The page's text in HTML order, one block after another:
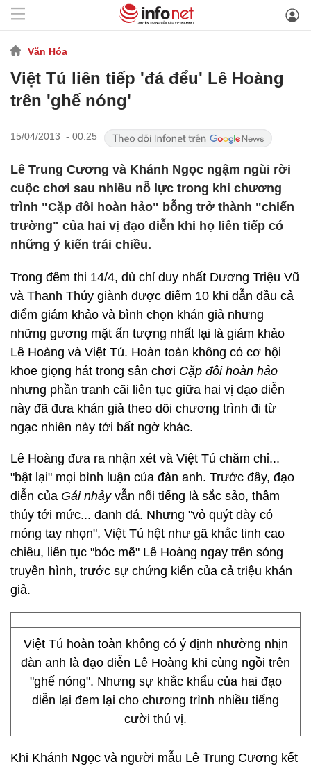
Văn Hóa
Việt Tú liên tiếp 'đá đểu' Lê Hoàng
trên 'ghế nóng'
15/04/2013 - 00:25
Lê Trung Cương và Khánh Ngọc ngậm ngùi rời
cuộc chơi sau nhiều nỗ lực trong khi chương
trình "Cặp đôi hoàn hảo" bỗng trở thành "chiến
trường" của hai vị đạo diễn khi họ liên tiếp có
những ý kiến trái chiều.
Trong đêm thi 14/4, dù chỉ duy nhất Dương Triệu Vũ
và Thanh Thúy giành được điểm 10 khi dẫn đầu cả
điểm giám khảo và bình chọn khán giả nhưng
những gương mặt ấn tượng nhất lại là giám khảo
Lê Hoàng và Việt Tú. Hoàn toàn không có cơ hội
khoe giọng hát trong sân chơi Cặp đôi hoàn hảo
nhưng phần tranh cãi liên tục giữa hai vị đạo diễn
này đã đưa khán giả theo dõi chương trình đi từ
ngạc nhiên này tới bất ngờ khác.
Lê Hoàng đưa ra nhận xét và Việt Tú chăm chỉ...
"bật lại" mọi bình luận của đàn anh. Trước đây, đạo
diễn của Gái nhảyvẫn nổi tiếng là sắc sảo, thâm
thúy tới mức... đanh đá. Nhưng "vỏ quýt dày có
móng tay nhọn", Việt Tú hệt như gã khắc tinh cao
chiêu, liên tục "bóc mẽ" Lê Hoàng ngay trên sóng
truyền hình, trước sự chứng kiến của cả triệu khán
giả.
Việt Tú hoàn toàn không có ý định nhường nhịn
đàn anh là đạo diễn Lê Hoàng khi cùng ngồi trên
"ghế nóng". Nhưng sự khắc khẩu của hai đạo
diễn lại đem lại cho chương trình nhiều tiếng
cười thú vị.
Khi Khánh Ngọc và người mẫu Lê Trung Cương kết